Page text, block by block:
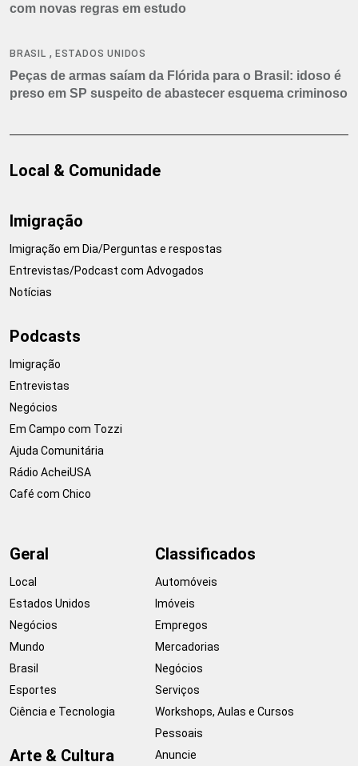
com novas regras em estudo
BRASIL , ESTADOS UNIDOS
Peças de armas saíam da Flórida para o Brasil: idoso é
preso em SP suspeito de abastecer esquema criminoso
Local & Comunidade
Imigração
Imigração em Dia/Perguntas e respostas
Entrevistas/Podcast com Advogados
Notícias
Podcasts
Imigração
Entrevistas
Negócios
Em Campo com Tozzi
Ajuda Comunitária
Rádio AcheiUSA
Café com Chico
Geral
Local
Estados Unidos
Negócios
Mundo
Brasil
Esportes
Ciência e Tecnologia
Arte & Cultura
Classificados
Automóveis
Imóveis
Empregos
Mercadorias
Negócios
Serviços
Workshops, Aulas e Cursos
Pessoais
Anuncie